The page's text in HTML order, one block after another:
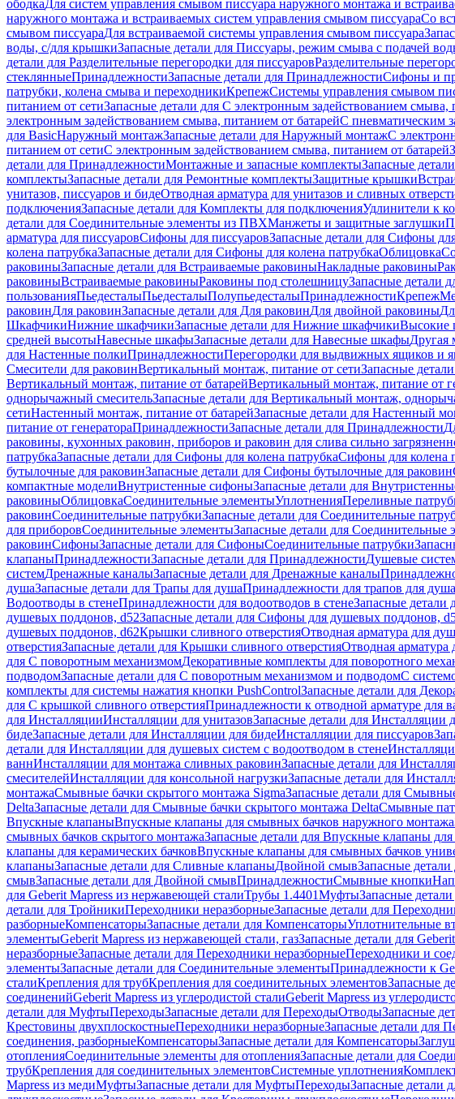
ободкаДля систем управления смывом писсуара наружного монтажа и
наружного монтажа и встраиваемых систем управления смывом писсуараСо
смывом писсуараДля встраиваемой системы управления смывом писсуара
воды, с/для крышкиЗапасные детали для Писсуары, режим смыва с подачей
детали для Разделительные перегородки для писсуаровРазделительные
стеклянныеПринадлежностиЗапасные детали для ПринадлежностиСифоны и
патрубки, колена смыва и переходникиКрепежСистемы управления смывом
питанием от сетиЗапасные детали для С электронным задействованием смыва,
электронным задействованием смыва, питанием от батарейС пневматическим
для BasicНаружный монтажЗапасные детали для Наружный монтажС
питанием от сетиС электронным задействованием смыва, питанием от батарей
детали для ПринадлежностиМонтажные и запасные комплектыЗапасные
комплектыЗапасные детали для Ремонтные комплектыЗащитные крышки
унитазов, писсуаров и бидеОтводная арматура для унитазов и сливных
подключенияЗапасные детали для Комплекты для подключенияУдлинители к
детали для Соединительные элементы из ПВХМанжеты и защитные заглушки
арматура для писсуаровCифоны для писсуаровЗапасные детали для Cифоны
колена патрубкаЗапасные детали для Сифоны для колена патрубкаОблицовка
раковиныЗапасные детали для Встраиваемые раковиныНакладные раковины
раковиныВстраиваемые раковиныРаковины под столешницуЗапасные детали
пользованияПьедесталыПьедесталыПолупьедесталыПринадлежностиКрепеж
раковинДля раковинЗапасные детали для Для раковинДля двойной раковины
ШкафчикиНижние шкафчикиЗапасные детали для Нижние шкафчикиВысокие
средней высотыНавесные шкафыЗапасные детали для Навесные шкафыДругая
для Настенные полкиПринадлежностиПерегородки для выдвижных ящиков и
Смесители для раковинВертикальный монтаж, питание от сетиЗапасные
Вертикальный монтаж, питание от батарейВертикальный монтаж, питание от
однорычажный смесительЗапасные детали для Вертикальный монтаж,
сетиНастенный монтаж, питание от батарейЗапасные детали для Настенный
питание от генератораПринадлежностиЗапасные детали для Принадлежности
раковины, кухонных раковин, приборов и раковин для слива сильно
патрубкаЗапасные детали для Сифоны для колена патрубкаСифоны для колена
бутылочные для раковинЗапасные детали для Сифоны бутылочные для раковин
компактные моделиВнутристенные сифоныЗапасные детали для
раковиныОблицовкаСоединительные элементыУплотненияПереливные
раковинСоединительные патрубкиЗапасные детали для Соединительные
для приборовСоединительные элементыЗапасные детали для Соединительные
раковинСифоныЗапасные детали для СифоныСоединительные патрубки
клапаныПринадлежностиЗапасные детали для ПринадлежностиДушевые
системДренажные каналыЗапасные детали для Дренажные каналы
душаЗапасные детали для Трапы для душаПринадлежности для трапов для душа
Водоотводы в стенеПринадлежности для водоотводов в стенеЗапасные детали
душевых поддонов, d52Запасные детали для Сифоны для душевых поддонов,
душевых поддонов, d62Крышки сливного отверстияОтводная арматура для
отверстияЗапасные детали для Крышки сливного отверстияОтводная арматура
для С поворотным механизмомДекоративные комплекты для поворотного
подводомЗапасные детали для С поворотным механизмом и подводомС
комплекты для системы нажатия кнопки PushControlЗапасные детали для
для С крышкой сливного отверстияПринадлежности к отводной арматуре для
для ИнсталляцииИнсталляции для унитазовЗапасные детали для Инсталляции
бидеЗапасные детали для Инсталляции для бидеИнсталляции для писсуаров
детали для Инсталляции для душевых систем с водоотводом в стене
ваннИнсталляции для монтажа сливных раковинЗапасные детали для
смесителейИнсталляции для консольной нагрузкиЗапасные детали для
монтажаСмывные бачки скрытого монтажа SigmaЗапасные детали для
DeltaЗапасные детали для Смывные бачки скрытого монтажа DeltaСмывные
Впускные клапаныВпускные клапаны для смывных бачков наружного монтажа
смывных бачков скрытого монтажаЗапасные детали для Впускные клапаны
клапаны для керамических бачковВпускные клапаны для смывных бачков
клапаныЗапасные детали для Сливные клапаныДвойной смывЗапасные
смывЗапасные детали для Двойной смывПринадлежностиСмывные кнопки
для Geberit Mapress из нержавеющей сталиТрубы 1.4401МуфтыЗапасные
детали для ТройникиПереходники неразборныеЗапасные детали для
разборныеКомпенсаторыЗапасные детали для КомпенсаторыУплотнительные
элементыGeberit Mapress из нержавеющей стали, газЗапасные детали для
неразборныеЗапасные детали для Переходники неразборныеПереходники и
элементыЗапасные детали для Соединительные элементыПринадлежности к
сталиКрепления для трубКрепления для соединительных элементовЗапасные
соединенийGeberit Mapress из углеродистой сталиGeberit Mapress из
детали для МуфтыПереходыЗапасные детали для ПереходыОтводыЗапасные
Крестовины двухплоскостныеПереходники неразборныеЗапасные детали для
соединения, разборныеКомпенсаторыЗапасные детали для Компенсаторы
отопленияСоединительные элементы для отопленияЗапасные детали для
трубКрепления для соединительных элементовСистемные уплотнения
Mapress из медиМуфтыЗапасные детали для МуфтыПереходыЗапасные детали